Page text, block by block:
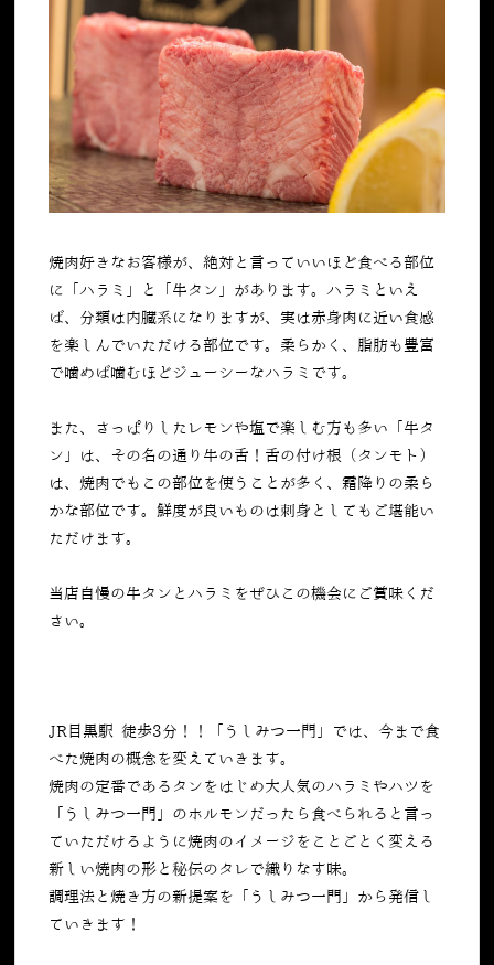
焼肉好きなお客様が、絶対と言っていいほど食べる部位
に「ハラミ」と「牛タン」があります。ハラミといえ
ば、分類は内臓系になりますが、実は赤身肉に近い食感
を楽しんでいただける部位です。柔らかく、脂肪も豊富
で噛めば噛むほどジューシーなハラミです。
また、さっぱりしたレモンや塩で楽しむ方も多い「牛タ
ン」は、その名の通り牛の舌！舌の付け根（タンモト）
は、焼肉でもこの部位を使うことが多く、霜降りの柔ら
かな部位です。鮮度が良いものは刺身としてもご堪能い
ただけます。
当店自慢の牛タンとハラミをぜひこの機会にご賞味くだ
さい。
JR目黒駅 徒歩3分！！「うしみつ一門」では、今まで食
べた焼肉の概念を変えていきます。
焼肉の定番であるタンをはじめ大人気のハラミやハツを
「うしみつ一門」のホルモンだったら食べられると言っ
ていただけるように焼肉のイメージをことごとく変える
新しい焼肉の形と秘伝のタレで織りなす味。
調理法と焼き方の新提案を「うしみつ一門」から発信し
ていきます！